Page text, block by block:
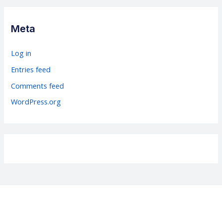
g
r
i
Meta
Log in
Entries feed
Comments feed
WordPress.org